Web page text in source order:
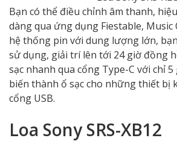
Bạn có thể điều chỉnh âm thanh,
dàng qua ứng dụng Fiestable, Music
hệ thống pin với dung lượng lớn,
sử dụng, giải trí lên tới 24 giờ đồng
sạc nhanh qua cổng Type-C với chỉ
biến thành ổ sạc cho những thiết bị
cổng USB.
Loa Sony SRS-XB12